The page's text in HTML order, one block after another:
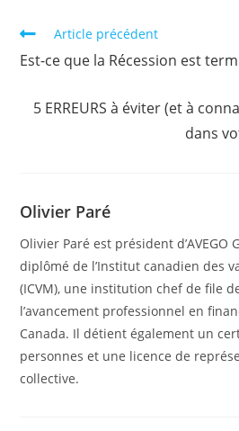
Read
articles
Article précédent
Est-ce que la Récession est
5 ERREURS à éviter (et à
dans
Olivier Paré
Olivier Paré est président d’AVEGO
diplômé de l’Institut canadien des
(ICVM), une institution chef de file
l’avancement professionnel en
Canada. Il détient également un
personnes et une licence de
collective.